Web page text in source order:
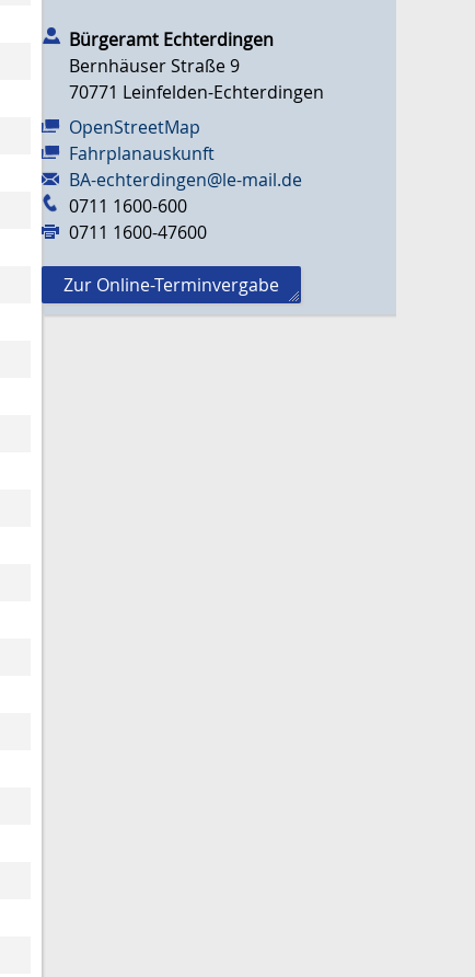
Bürgeramt Echterdingen
Bernhäuser Straße 9
70771 Leinfelden-Echterdingen
OpenStreetMap
Fahrplanauskunft
BA-echterdingen@le-mail.de
0711 1600-600
0711 1600-47600
Zur Online-Terminvergabe